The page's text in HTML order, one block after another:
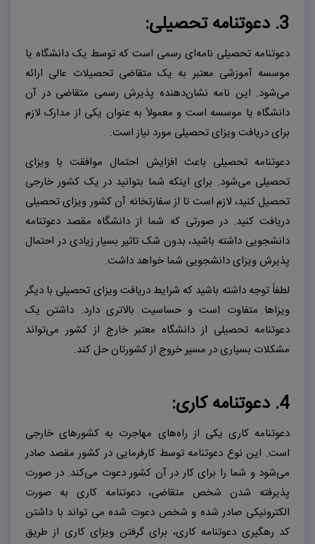
3. دعوتنامه تحصیلی:
دعوتنامه تحصیلی نامه‌ای رسمی است که توسط یک دانشگاه یا
موسسه آموزشی معتبر به یک متقاضی تحصیلات عالی ارائه
می‌شود. این نامه نشان‌دهنده پذیرش رسمی متقاضی در آن
دانشگاه یا موسسه است و معمولاً به عنوان یکی از مدارک لازم
برای دریافت ویزای تحصیلی مورد نیاز است.
دعوتنامه تحصیلی باعث افزایش احتمال موافقت با ویزای
تحصیلی می‌شود. برای اینکه شما بتوانید در یک کشور خارجی
تحصیل کنید، لازم است تا از سفارتخانه آن کشور ویزای تحصیلی
دریافت کنید. در صورتی که شما از دانشگاه مقصد دعوتنامه
دانشجویی داشته باشید، بدون شک تاثیر بسیار زیادی در احتمال
پذیرش ویزای دانشجویی شما خواهد داشت.
لطفاً توجه داشته باشید که شرایط دریافت ویزای تحصیلی با دیگر
ویزاها متفاوت است و حساسیت بالاتری دارد. داشتن یک
دعوتنامه تحصیلی از دانشگاه معتبر خارج از کشور می‌تواند
مشکلات بسیاری در مسیر خروج از کشورتان حل کند.
4. دعوتنامه کاری:
دعوتنامه کاری یکی از راه‌های مهاجرت به کشورهای خارجی
است. این نوع دعوتنامه توسط کارفرمایی در کشور مقصد صادر
می‌شود و شما را برای کار در آن کشور دعوت می‌کند. در صورت
پذیرفته شدن شخص متقاضی، دعوتنامه کاری به صورت
الکترونیکی صادر شده و شخص دعوت شده می تواند با داشتن
کد رهگیری دعوتنامه کاری، برای گرفتن ویزای کاری از طریق